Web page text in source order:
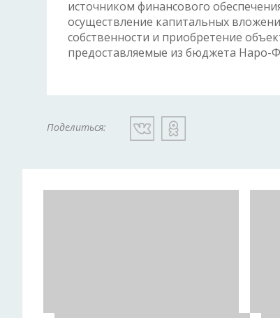
источником финансового
осуществление капитальных
собственности и приобретение
предоставляемые из бюджета Наро-
Поделиться: